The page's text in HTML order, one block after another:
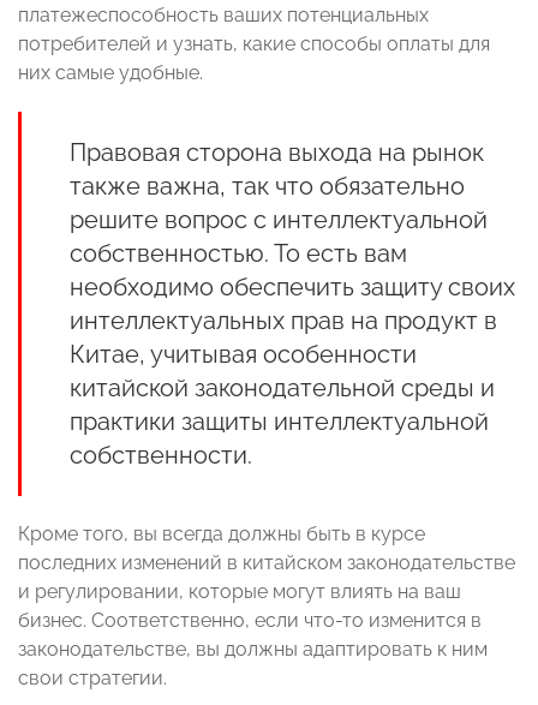
платежеспособность ваших потенциальных
потребителей и узнать, какие способы оплаты для
них самые удобные.
Правовая сторона выхода на рынок
также важна, так что обязательно
решите вопрос с интеллектуальной
собственностью. То есть вам
необходимо обеспечить защиту своих
интеллектуальных прав на продукт в
Китае, учитывая особенности
китайской законодательной среды и
практики защиты интеллектуальной
собственности.
Кроме того, вы всегда должны быть в курсе
последних изменений в китайском законодательстве
и регулировании, которые могут влиять на ваш
бизнес. Соответственно, если что-то изменится в
законодательстве, вы должны адаптировать к ним
свои стратегии.